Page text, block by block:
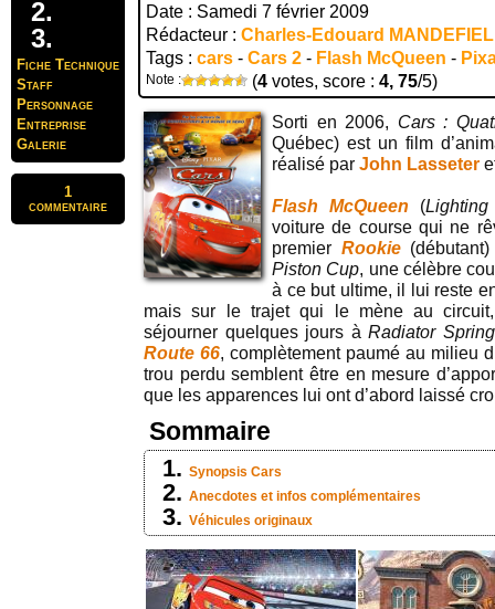
Fiche Technique
Staff
Personnage
Entreprise
Galerie
1
commentaire
Date : Samedi 7 février 2009
Rédacteur : Charles-Edouard
Tags : cars - Cars 2 - Flash McQueen -
Note : (4 votes, score : 4, 75/5)
Sorti en 2006, Cars :
Québec) est un film
réalisé par John Lasseter
Flash McQueen (
voiture de course qui ne
premier Rookie(débutant)
Piston Cup, une célèbre
à ce but ultime, il lui reste
mais sur le trajet qui le mène au
séjourner quelques jours à Radiator
Route 66, complètement paumé au milieu
trou perdu semblent être en mesure
que les apparences lui ont d’abord laissé
Sommaire
Synopsis Cars
Anecdotes et infos complémentaires
Véhicules originaux